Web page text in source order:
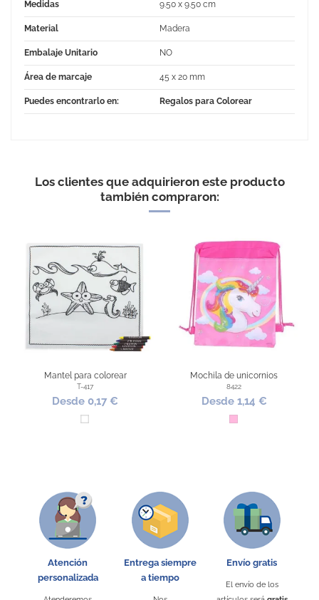
Medidas 9.50 x 9.50 cm
Material Madera
Embalaje Unitario NO
Área de marcaje 45 x 20 mm
Puedes encontrarlo en: Regalos para Colorear
Los clientes que adquirieron este producto
también compraron:
Mantel para colorear
T-417
Desde 0,17 €
Blanco
Mochila de unicornios
8422
Desde 1,14 €
Rosa
Sin stock
Atención
personalizada
Entrega siempre
a tiempo
Envío gratis
El envío de los